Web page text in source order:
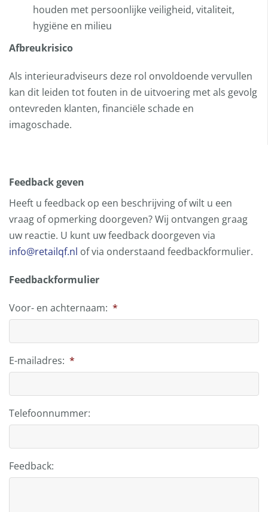
houden met persoonlijke veiligheid, vitaliteit,
hygiëne en milieu
Afbreukrisico
Als interieuradviseurs deze rol onvoldoende vervullen
kan dit leiden tot fouten in de uitvoering met als gevolg
ontevreden klanten, financiële schade en
imagoschade.
Feedback geven
Heeft u feedback op een beschrijving of wilt u een
vraag of opmerking doorgeven? Wij ontvangen graag
uw reactie. U kunt uw feedback doorgeven via
info@retailqf.nl of via onderstaand feedbackformulier.
Feedbackformulier
Voor- en achternaam: *
E-mailadres: *
Telefoonnummer:
Feedback: